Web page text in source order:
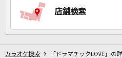
店舗検索
カラオケ検索 「ドラマチックLOVE」の